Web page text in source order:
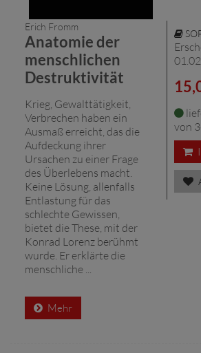
Erich Fromm
Anatomie der
menschlichen
Destruktivität
Krieg, Gewalttätigkeit,
Verbrechen haben ein
Ausmaß erreicht, das die
Aufdeckung ihrer
Ursachen zu einer Frage
des Überlebens macht.
Keine Lösung, allenfalls
Entlastung für das
schlechte Gewissen,
bietet die These, mit der
Konrad Lorenz berühmt
wurde. Er erklärte die
menschliche ...
Mehr
von